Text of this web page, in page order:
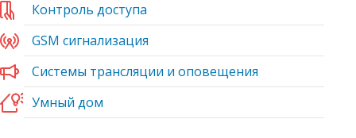
Контроль доступа
GSM сигнализация
Системы трансляции и оповещения
Умный дом